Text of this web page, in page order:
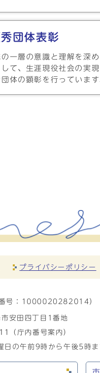
秀団体表彰
一層の意識と理解を深
て、生涯現役社会の実
体の顕彰を行っています
プライバシーポリシー
号： 1000020282014）
安田四丁目1番地
（庁内番号案内）
日の午前9時から午後5時